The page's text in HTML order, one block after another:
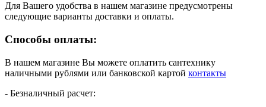
Для Вашего удобства в нашем магазине предусмотрены
следующие варианты доставки и оплаты.
Способы оплаты:
В нашем магазине Вы можете оплатить сантехнику
наличными рублями или банковской картой контакты
- Безналичный расчет: